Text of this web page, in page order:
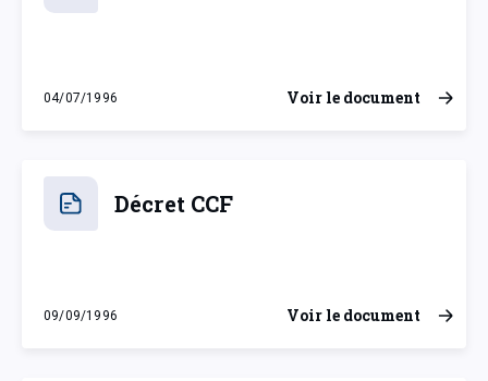
04/07/1996
jeudi 4 juillet 1996
Voir le document
Décret CCF
09/09/1996
lundi 9 septembre 1996
Voir le document